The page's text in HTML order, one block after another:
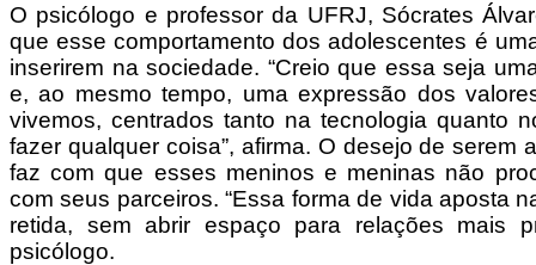
O psicólogo e professor da UFRJ, Sócrates
que esse comportamento dos adolescentes é
inserirem na sociedade. “Creio que essa seja
e, ao mesmo tempo, uma expressão dos
vivemos, centrados tanto na tecnologia quanto
fazer qualquer coisa”, afirma. O desejo de serem
faz com que esses meninos e meninas não
com seus parceiros. “Essa forma de vida aposta
retida, sem abrir espaço para relações mais
psicólogo.